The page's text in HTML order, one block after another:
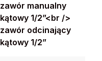
zawór manualny
kątowy 1/2”<br />
zawór odcinający
kątowy 1/2”